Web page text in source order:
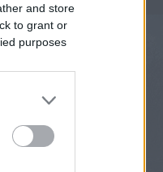
and store
to grant or
purposes